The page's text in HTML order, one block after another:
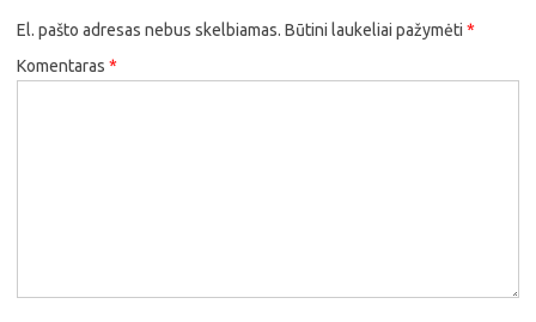
El. pašto adresas nebus skelbiamas. Būtini laukeliai pažymėti *
Komentaras *